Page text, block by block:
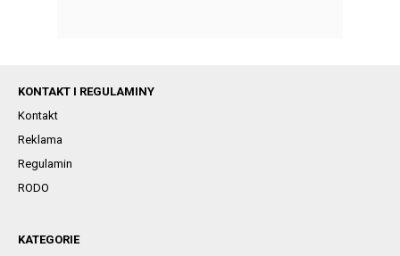
KONTAKT I REGULAMINY
Kontakt
Reklama
Regulamin
RODO
KATEGORIE